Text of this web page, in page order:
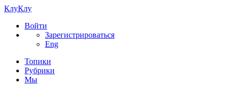
КлуКлу
Войти
Зарегистрироваться
Eng
Топики
Рубрики
Мы